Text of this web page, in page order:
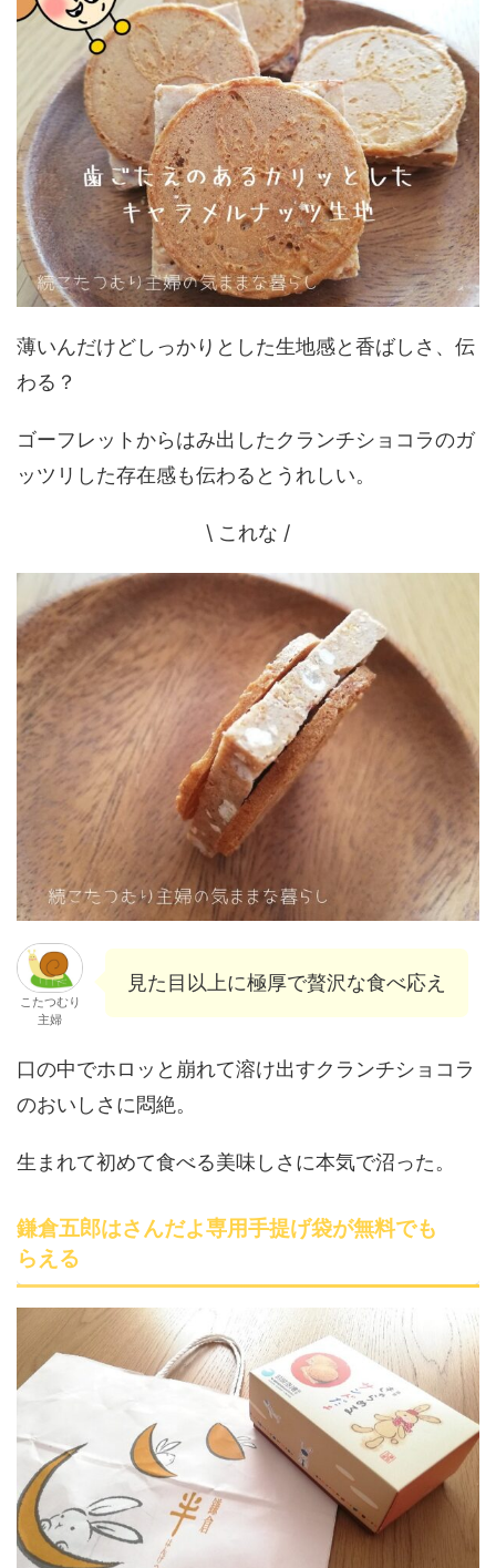
薄いんだけどしっかりとした生地感と香ばしさ、伝
わる？
ゴーフレットからはみ出したクランチショコラのガ
ッツリした存在感も伝わるとうれしい。
\ これな /
こたつむり
主婦
見た目以上に極厚で贅沢な食べ応え
口の中でホロッと崩れて溶け出すクランチショコラ
のおいしさに悶絶。
生まれて初めて食べる美味しさに本気で沼った。
鎌倉五郎はさんだよ専用手提げ袋が無料でも
らえる